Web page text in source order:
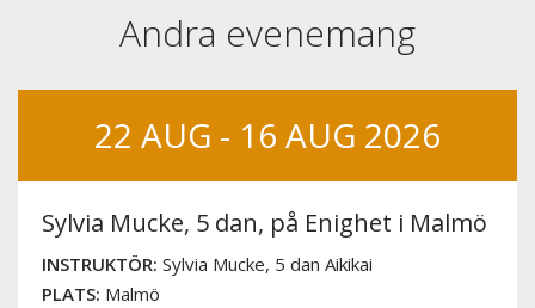
Andra evenemang
22 AUG - 16 AUG 2026
Sylvia Mucke, 5 dan, på Enighet i Malmö
INSTRUKTÖR: Sylvia Mucke, 5 dan Aikikai
PLATS: Malmö